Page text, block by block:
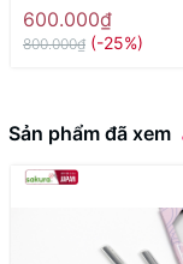
nội địa
600.000₫
800.000₫ (-25%)
Sản phẩm đã xem